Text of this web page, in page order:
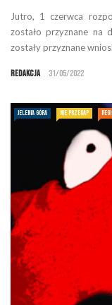
Jutro, 1 czerwca
zostało przyznane na
zostały przyznane
Redakcja 31/05/2022
JELENIA GÓRA NIE PRZEGAP